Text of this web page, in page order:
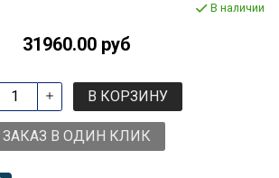
В наличии
31960.00 руб
В КОРЗИНУ
ЗАКАЗ В ОДИН КЛИК